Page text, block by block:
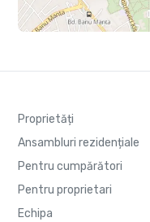
Proprietăți
Ansambluri rezidențiale
Pentru cumpărători
Pentru proprietari
Echipa